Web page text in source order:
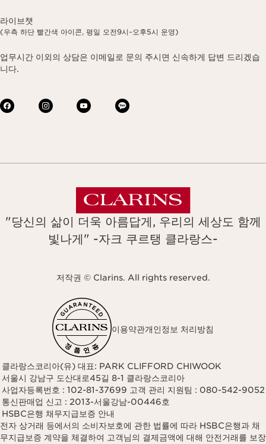
라이브챗
(우측 하단 빨간색 아이콘, 평일 오전9시~오후5시 운영)
업무시간 이외의 상담은 이메일로 문의 주시면 신속하게 답변 드리겠습
니다.
"당신의 삶이 더욱 아름답게, 우리의 세상도 함께
빛나게" -자크 쿠르탱 클라랑스-
저작권 © Clarins. All rights reserved.
이용약관개인정보 처리방침
클라랑스코리아(유) 대표: PARK CLIFFORD CHIWOOK
서울시 강남구 도산대로45길 8-1 클라랑스코리아
사업자등록번호 : 102-81-37699 고객 관리 지원팀 : 080-542-9052
통신판매업 신고 : 2013-서울강남-00446호
HSBC은행 채무지급보증 안내
전자 상거래 등에서의 소비자보호에 관한 법률에 따라 HSBC은행과 채
무지급보증 계약을 체결하여 고객님의 결제금액에 대해 안전거래를 보장